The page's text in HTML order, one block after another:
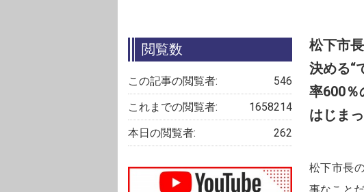
閲覧数
546
この記事の閲覧者:
1658214
これまでの閲覧者:
262
本日の閲覧者:
松下市
決める“
率600％
はじま
松下市長